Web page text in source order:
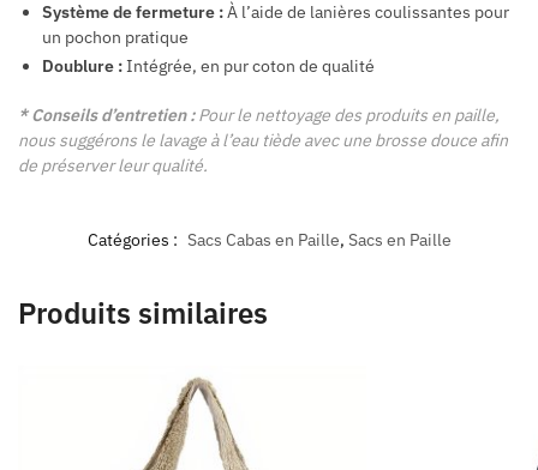
Système de fermeture :À l’aide de lanières coulissantes pour
un pochon pratique
Doublure :Intégrée, en pur coton de qualité
* Conseils d’entretien :Pour le nettoyage des produits en paille,
nous suggérons le lavage à l’eau tiède avec une brosse douce afin
de préserver leur qualité.
Catégories : Sacs Cabas en Paille, Sacs en Paille
Produits similaires